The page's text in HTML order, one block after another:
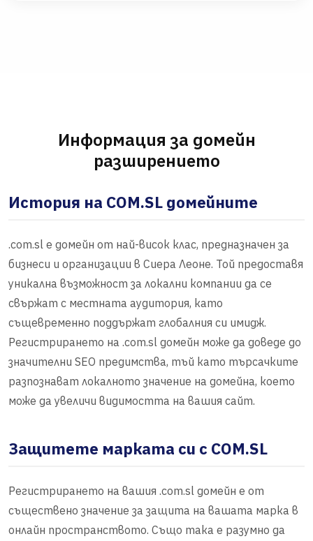
Информация за домейн
разширението
История на COM.SL домейните
.com.sl е домейн от най-висок клас, предназначен за
бизнеси и организации в Сиера Леоне. Той предоставя
уникална възможност за локални компании да се
свържат с местната аудитория, като
същевременно поддържат глобалния си имидж.
Регистрирането на .com.sl домейн може да доведе до
значителни SEO предимства, тъй като търсачките
разпознават локалното значение на домейна, което
може да увеличи видимостта на вашия сайт.
Защитете марката си с COM.SL
Регистрирането на вашия .com.sl домейн е от
съществено значение за защита на вашата марка в
онлайн пространството. Също така е разумно да